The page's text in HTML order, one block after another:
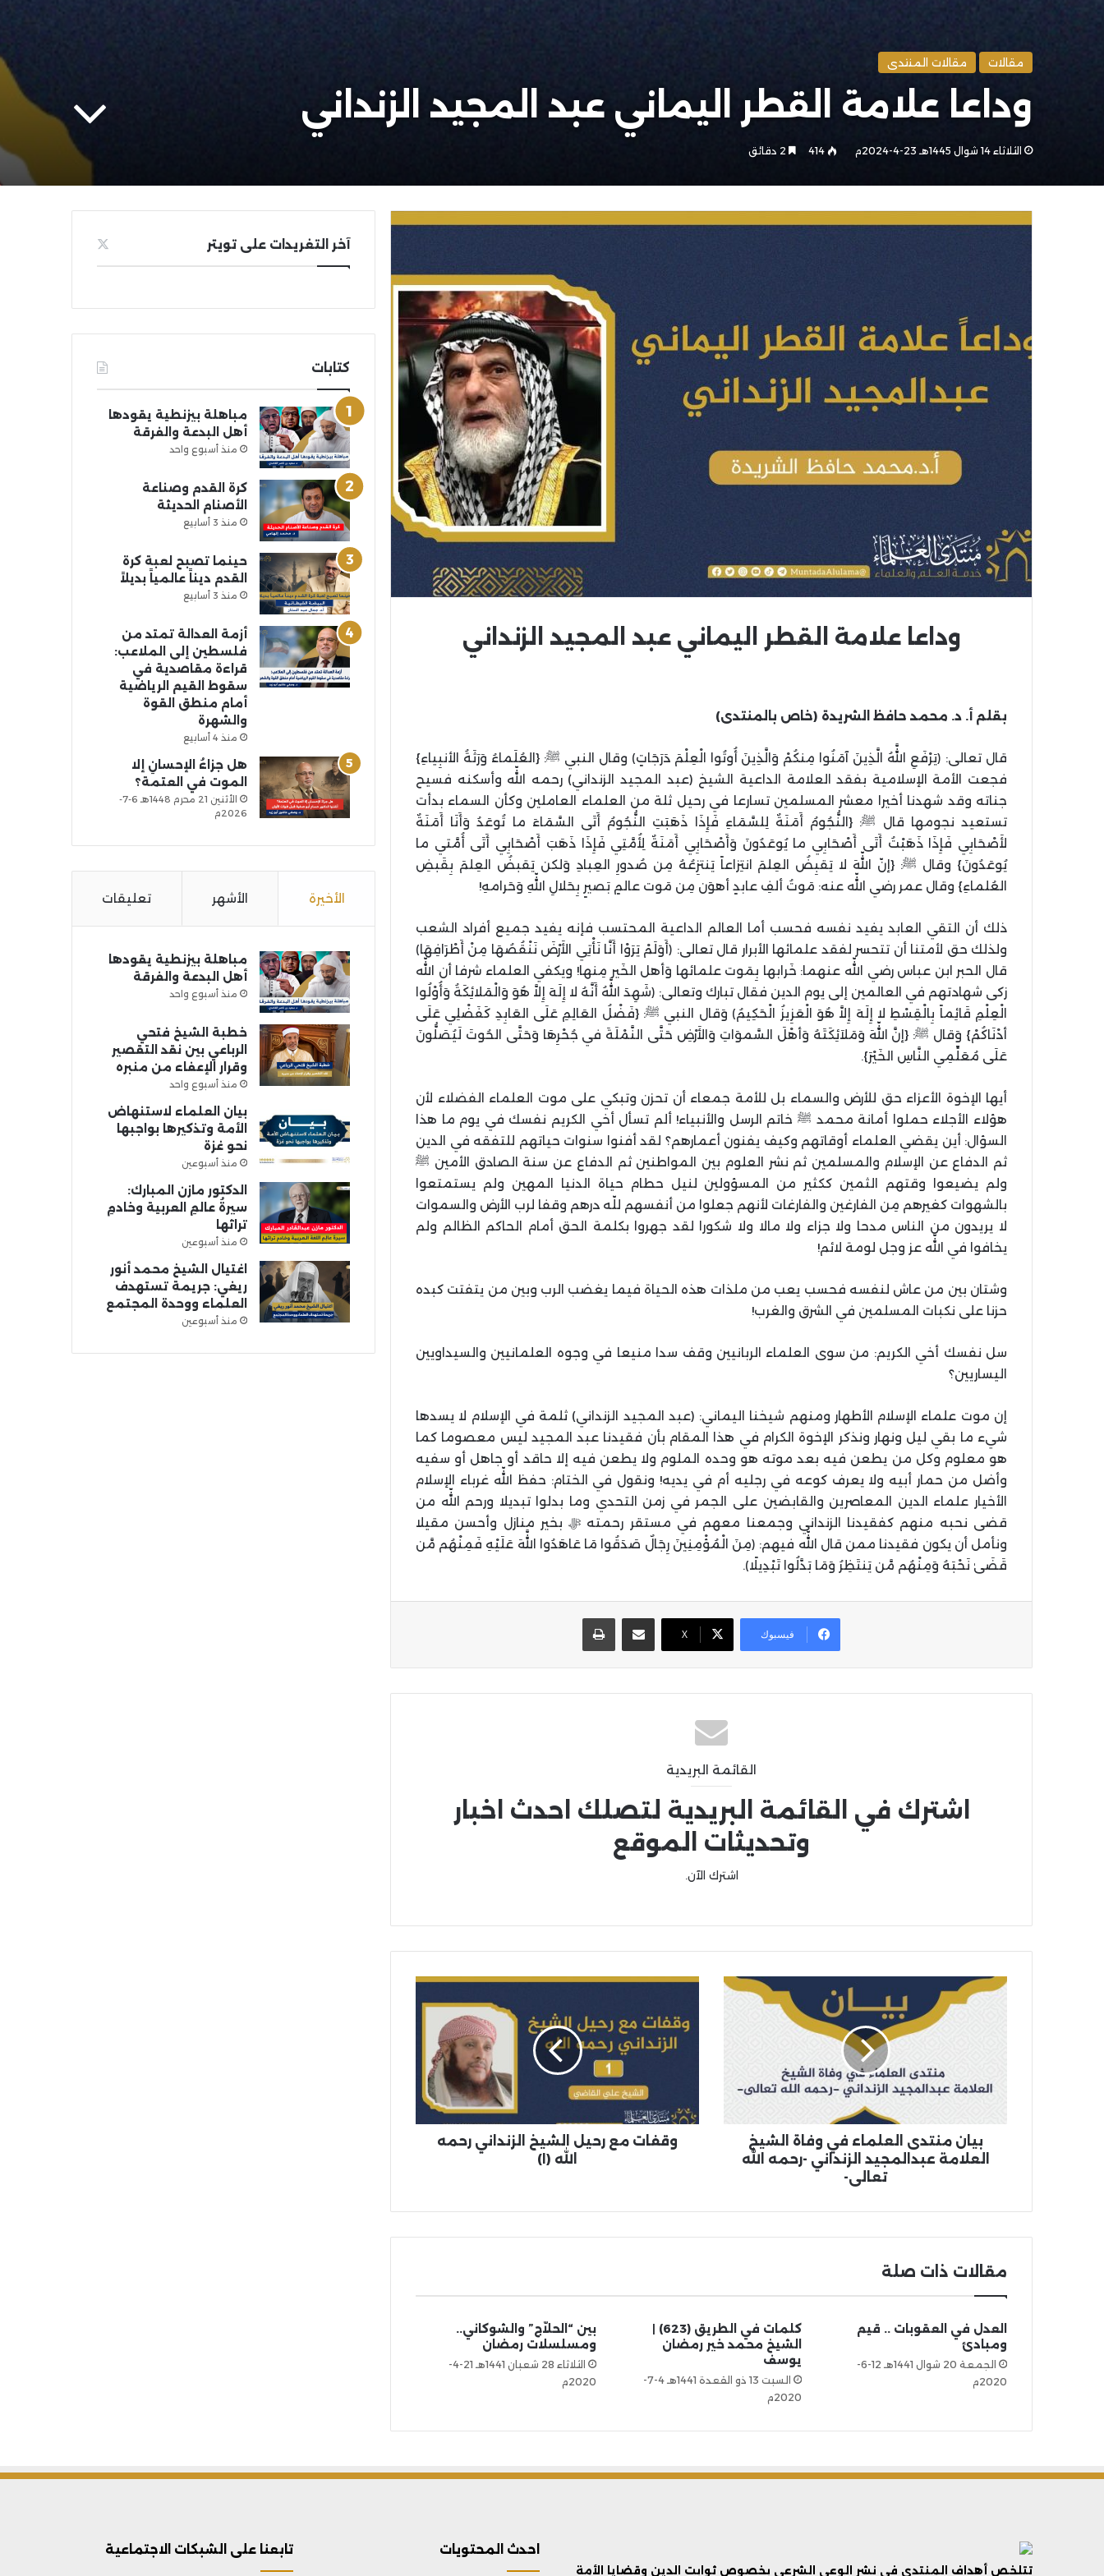
مقالات مقالات المنتدى
وداعا علامة القطر اليماني عبد المجيد الزنداني
الثلاثاء 14 شوال 1445هـ 23-4-2024م 414
وداعا علامة القطر اليماني عبد المجيد الزنداني
بقلم أ. د. محمد حافظ الشريدة (خاص بالمنتدى)
قال تعالی: ﴿يَرْفَعِ اللَّهُ الَّذِينَ آمَنُوا مِنكُمْ وَالَّذِينَ أُوتُوا الْعِلْمَ دَرَجَاتٍ﴾ وقال النبي ﷺ: {العُلَماءُ وَرَثَةُ الأنبِياءِ}
فجعت الأمة الإسلامية بفقد العلامة الداعية الشيخ (عبد المجيد الزنداني) رحمه اللّه وأسكنه فسيح
جناته وقد شهدنا أخيرا معشر المسلمين تسارعا في رحيل ثلة من العلماء العاملين وكأن السماء بدأت
تستعيد نجومها قال ﷺ: {النُّجُومُ أَمَنَةٌ لِلسَّمَاءِ فَإِذَا ذَهَبَتِ النُّجُومُ أَتَى السَّمَاءَ ما تُوعَدُ وَأَنَا أَمَنَةٌ
لأَصْحَابِي فَإِذَا ذَهَبْتُ أَتَى أَصْحَابِي ما يُوعَدُونَ وَأَصْحَابِي أَمَنَةٌ لِأُمَّتِي فَإِذَا ذَهَبَ أَصْحَابِي أَتَى أُمَّتي ما
يُوعَدُونَ} وقال ﷺ: {إنّ اللّهَ لا يَقبِضُ العِلمَ انتِزاعاً يَنتزِعُهُ مِن صُدورِ العِبادِ وَلكن يَقبضُ العِلمَ بِقَبضِ
العُلماءِ} وقال عمر رضي اللّه عنه: مَوتُ ألفِ عابدٍ أهوَن مِن مَوت عالمٍ بَصيرٍ بِحَلالِ اللّهِ وَحَرامهِ!
ذلك أن التقي العابد يفيد نفسه فحسب أما العالم الداعية المحتسب فإنه يفيد جميع أفراد الشعب
ولذلك حق لأمتنا أن تتحسر لفقد علمائها الأبرار قال تعالى: ﴿أَوَلَمْ يَرَوْا أَنَّا نَأْتِي الأَرْضَ نَنْقُصُهَا مِنْ أَطْرَافِهَا﴾
قال الحبر ابن عباس رضي اللّه عنهما: خَرابها بِمَوت علمائها وَأهل الخَير مِنها! ويكفي العلماء شرفا أن اللّه
زكى شهادتهم في العالمين إلى يوم الدين فقال تبارك وتعالى: ﴿شَهِدَ اللَّهُ أَنَّهُ لا إِلَهَ إِلاَّ هُوَ وَالْمَلائِكَةُ وَأُوْلُوا
الْعِلْمِ قَائِماً بِالْقِسْطِ لا إِلَهَ إِلاَّ هُوَ الْعَزِيزُ الْحَكِيمُ﴾ وَقال النبي ﷺ: {فَضْلُ العَالِمِ عَلَى العَابِدِ كَفَضْلِي عَلَى
أدْنَاكُمْ} وَقال ﷺ: {إنَّ اللّهَ وَمَلاَئِكَتَهُ وَأهْلَ السَّموَاتِ وَالأَرْضِ حَتَّى النَّمْلَةَ في جُحْرِهَا وَحَتَّى الحُوتَ لَيُصَلُّونَ
عَلَى مُعَلِّمِي النَّاسِ الخَيْرَ}.
أيها الإخوة الأعزاء حق للأرض والسماء بل للأمة جمعاء أن تحزن وتبكي على موت العلماء الفضلاء لأن
هؤلاء الأجلاء حملوا أمانة محمد ﷺ خاتم الرسل والأنبياء! ألم تسأل أخي الكريم نفسك في يوم ما هذا
السؤال: أين يقضي العلماء أوقاتهم وكيف يفنون أعمارهم؟ لقد أفنوا سنوات حياتهم للتفقه في الدين
ثم الدفاع عن الإسلام والمسلمين ثم نشر العلوم بين المواطنين ثم الدفاع عن سنة الصادق الأمين ﷺ
ولم يضيعوا وقتهم الثمين ككثير من المسؤولين لنيل حطام حياة الدنيا المهين ولم يستمتعوا
بالشهوات كغيرهم مِن الفارغين والفارغات لأنهم جعلوا من أنفسهم للّه درهم وقفا لرب الأرض والسموات
لا يريدون من الناس مدحا ولا جزاء ولا مالا ولا شكورا لقد جهروا بكلمة الحق أمام الحاكم الظالم ولم
يخافوا في اللّه عز وجل لومة لائم!
وشتان بين من عاش لنفسه فحسب يعب من ملذات هذه الحياة فيما يغضب الرب وبين من يتفتت كبده
حزنا على نكبات المسلمين في الشرق والغرب!
سل نفسك أخي الكريم: من سوی العلماء الربانيين وقف سدا منيعا في وجوه العلمانيين والسيداويين
اليساريين؟
إن موت علماء الإسلام الأطهار ومنهم شيخنا اليماني: (عبد المجيد الزنداني) ثلمة في الإسلام لا يسدها
شيء ما بقي ليل ونهار ونذكر الإخوة الكرام في هذا المقام بأن فقيدنا عبد المجيد ليس معصوما كما
هو معلوم وكل من يطعن فيه بعد موته هو وحده الملوم ولا يطعن فيه إلا حاقد أو جاهل أو سفيه
وأضل من حمار أبيه ولا يعرف كوعه في رجليه أم في يديه! ونقول في الختام: حفظ اللّه غرباء الإسلام
الأخيار علماء الدين المعاصرين والقابضين على الجمر في زمن التحدي وما بدلوا تبديلا ورحم اللّه من
قضى نحبه منهم كفقيدنا الزنداني وجمعنا معهم في مستقر رحمته ﷻ بخير منازل وأحسن مقيلا
ونأمل أن يكون فقيدنا ممن قال اللّه فيهم: ﴿مِنَ الْمُؤْمِنِينَ رِجَالٌ صَدَقُوا مَا عَاهَدُوا اللَّهَ عَلَيْهِ فَمِنْهُم مَّن
قَضَىٰ نَحْبَهُ وَمِنْهُم مَّن يَنتَظِرُ وَمَا بَدَّلُوا تَبْدِيلًا﴾.
فيسبوك X
مشاركة عبر البريد
القائمة البريدية
اشترك في القائمة البريدية لتصلك احدث اخبار
وتحديثات الموقع
اشترك الآن.
بيان منتدى العلماء في وفاة الشيخ
العلامة عبدالمجيد الزنداني -رحمه الله
تعالى-
وقفات مع رحيل الشيخ الزنداني رحمه
الله (١)
مقالات ذات صلة
العدل في العقوبات .. قيم
ومبادئ
الجمعة 20 شوال 1441هـ 12-6-
2020م
كلمات في الطريق (623) |
الشيخ محمد خير رمضان
يوسف
السبت 13 ذو القعدة 1441هـ 4-7-
2020م
بين “الحلاّج” والشوكاني..
ومسلسلات رمضان
الثلاثاء 28 شعبان 1441هـ 21-4-
2020م
آخر التغريدات على تويتر
كتابات
مباهلة بيزنطية يقودها
أهل البدعة والفرقة
منذ أسبوع واحد
كرة القدم وصناعة
الأصنام الحديثة
منذ 3 أسابيع
حينما تصبح لعبة كرة
القدم ديناً عالمياً بديلاً
منذ 3 أسابيع
أزمة العدالة تمتد من
فلسطين إلى الملاعب:
قراءة مقاصدية في
سقوط القيم الرياضية
أمام منطق القوة
والشهرة
منذ 4 أسابيع
هل جزاءُ الإحسانِ إلا
الموت في العتمة؟
الأثنين 21 محرم 1448هـ 6-7-
2026م
الأخيرة الأشهر تعليقات
مباهلة بيزنطية يقودها
أهل البدعة والفرقة
منذ أسبوع واحد
خطبة الشيخ فتحي
الرباعي بين نقد التقصير
وقرار الإعفاء من منبره
منذ أسبوع واحد
بيان العلماء لاستنهاض
الأمة وتذكيرها بواجبها
نحو غزة
منذ أسبوعين
الدكتور مازن المبارك:
سيرةُ عالمِ العربية وخادمِ
تراثها
منذ أسبوعين
اغتيال الشيخ محمد أنور
ريغي: جريمة تستهدف
العلماء ووحدة المجتمع
منذ أسبوعين
تتلخص أهداف المنتدى فى نشر الوعي الشرعي بخصوص ثوابت الدين وقضايا الأمة
احدث المحتويات تابعنا على الشبكات الاجتماعية